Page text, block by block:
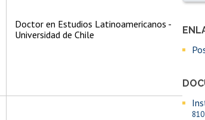
Doctor en Estudios Latinoamericanos -
Universidad de Chile